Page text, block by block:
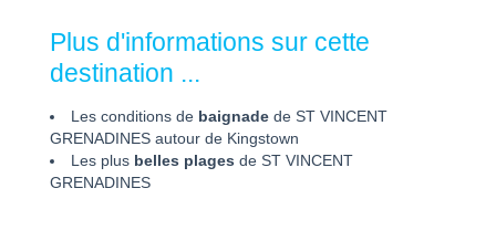
Plus d'informations sur cette
destination ...
Les conditions de baignadede ST VINCENT
GRENADINES autour de Kingstown
Les plus belles plages de ST VINCENT
GRENADINES